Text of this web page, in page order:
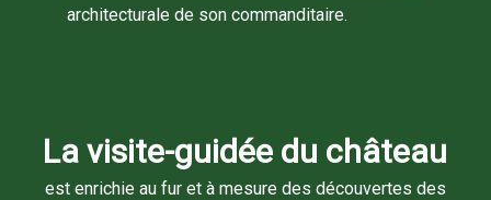
architecturale de son commanditaire.
La visite-guidée du château
est enrichie au fur et à mesure des découvertes des